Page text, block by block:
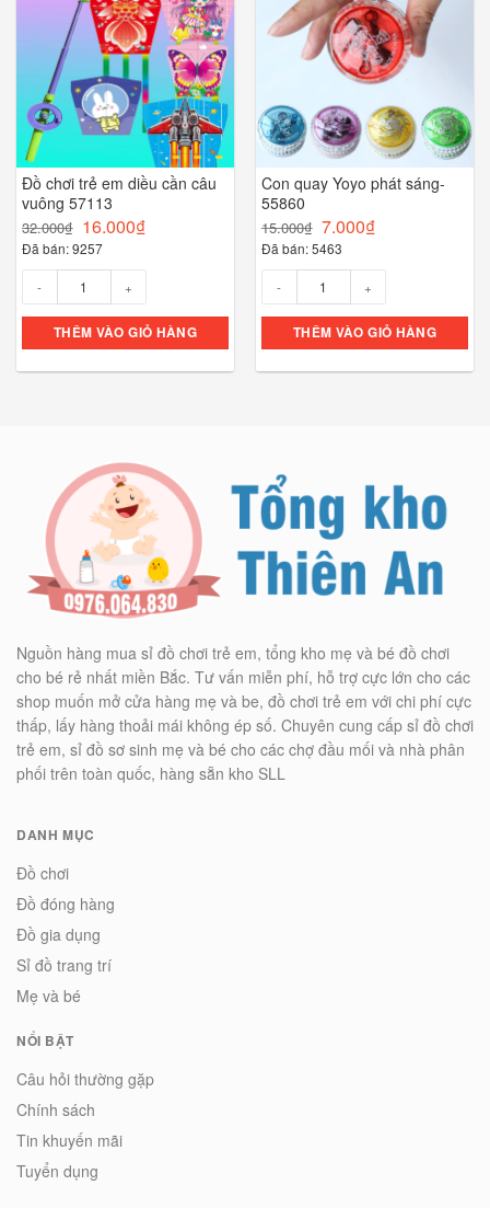
Đồ chơi trẻ em diều cần câu
vuông 57113
32.000₫ 16.000₫
Đã bán: 9257
THÊM VÀO GIỎ HÀNG
Con quay Yoyo phát sáng-
55860
15.000₫ 7.000₫
Đã bán: 5463
THÊM VÀO GIỎ HÀNG
Nguồn hàng mua sỉ đồ chơi trẻ em, tổng kho mẹ và bé đồ chơi
cho bé rẻ nhất miền Bắc. Tư vấn miễn phí, hỗ trợ cực lớn cho các
shop muốn mở cửa hàng mẹ và be, đồ chơi trẻ em với chi phí cực
thấp, lấy hàng thoải mái không ép số. Chuyên cung cấp sỉ đồ chơi
trẻ em, sỉ đồ sơ sinh mẹ và bé cho các chợ đầu mối và nhà phân
phối trên toàn quốc, hàng sẵn kho SLL
DANH MỤC
Đồ chơi
Đồ đóng hàng
Đồ gia dụng
Sỉ đồ trang trí
Mẹ và bé
NỔI BẬT
Câu hỏi thường gặp
Chính sách
Tin khuyến mãi
Tuyển dụng